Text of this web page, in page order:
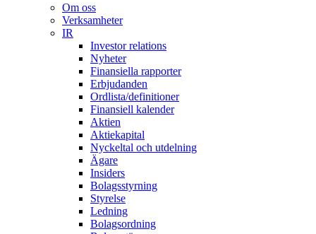
Om oss
Verksamheter
IR
Investor relations
Nyheter
Finansiella rapporter
Erbjudanden
Ordlista/definitioner
Finansiell kalender
Aktien
Aktiekapital
Nyckeltal och utdelning
Ägare
Insiders
Bolagsstyrning
Styrelse
Ledning
Bolagsordning